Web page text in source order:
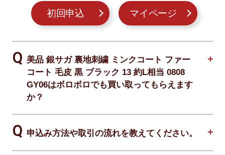
初回申込 マイページ
美品 銀サガ 裏地刺繍 ミンクコート ファー
コート 毛皮 黒 ブラック 13 約L相当 0808
GY06はボロボロでも買い取ってもらえます
か？
申込み方法や取引の流れを教えてください。